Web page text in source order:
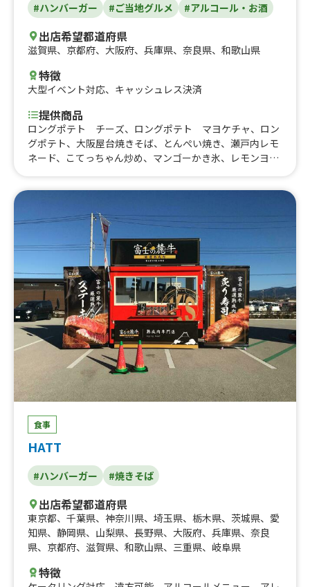
#ハンバーガー #ご当地グルメ #アルコール・お酒
出店希望都道府県
滋賀県、 京都府、 大阪府、 兵庫県、 奈良県、 和歌山県
特徴
大型イベント対応、 キャッシュレス決済
提供商品
ロングポテト チーズ、ロングポテト マヨケチャ、ロン
グポテト、大阪屋台焼きそば、とんぺい焼き、瀬戸内レモ
ネード、こてっちゃん炒め、マンゴーかき氷、レモンヨー
モンかき氷、いちごかき氷、いちごかき氷、キウイソー
バーガー、淡路島グルメバーガー、淡路島バーガー、ハイ
ボール チューハイ、生ビール
食事
HATT
#ハンバーガー #焼きそば
出店希望都道府県
東京都、 千葉県、 神奈川県、 埼玉県、 栃木県、 茨城県、 愛
知県、 静岡県、 山梨県、 長野県、 大阪府、 兵庫県、 奈良
県、 京都府、 滋賀県、 和歌山県、 三重県、 岐阜県
特徴